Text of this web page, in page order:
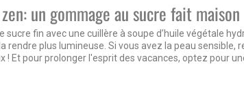
un gommage au sucre fait maison
sucre fin avec une cuillère à soupe d’huile végétale
rendre plus lumineuse. Si vous avez la peau
! Et pour prolonger l'esprit des vacances, optez pour